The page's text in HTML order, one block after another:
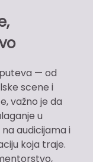
— od
scene i
važno je da
u
audicijama i
koja traje.